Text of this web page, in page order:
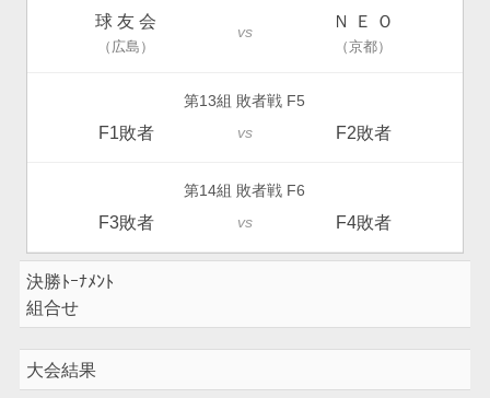
球 友 会
（広島）
vs
Ｎ Ｅ Ｏ
（京都）
第13組 敗者戦 F5
F1敗者 vs F2敗者
第14組 敗者戦 F6
F3敗者 vs F4敗者
決勝ﾄｰﾅﾒﾝﾄ
組合せ
大会結果